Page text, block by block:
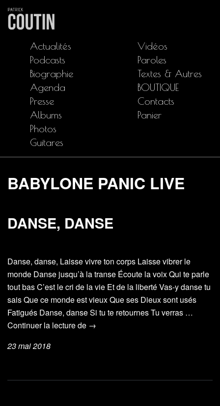
Actualités
Podcasts
Biographie
Agenda
Presse
Albums
Photos
Guitares
Vidéos
Paroles
Textes & Autres
BOUTIQUE
Contacts
Panier
BABYLONE PANIC LIVE
DANSE, DANSE
Danse, danse, Laisse vivre ton corps Laisse vibrer le
monde Danse jusqu’à la transe Écoute la voix Qui te parle
tout bas C’est le cri de la vie Et de la liberté Vas-y danse tu
sais Que ce monde est vieux Que ses Dieux sont usés
Fatigués Danse, danse Si tu te retournes Tu verras …
Continuer la lecture de Danse,
→
23 mai 2018